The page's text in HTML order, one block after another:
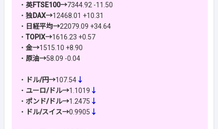
・ 英FTSE100→7344.92 -11.50
・ 独DAX→12468.01 +10.31
・ 日経平均→22079.09 +34.64
・ TOPIX→1616.23 +0.57
・ 金→1515.10 +8.90
・ 原油→58.09 -0.04
・ ドル/円→107.54 ↓
・ ユーロ/ドル→1.1019 ↓
・ ポンド/ドル→1.2475 ↓
・
ドル/スイス→0.9905 ↓